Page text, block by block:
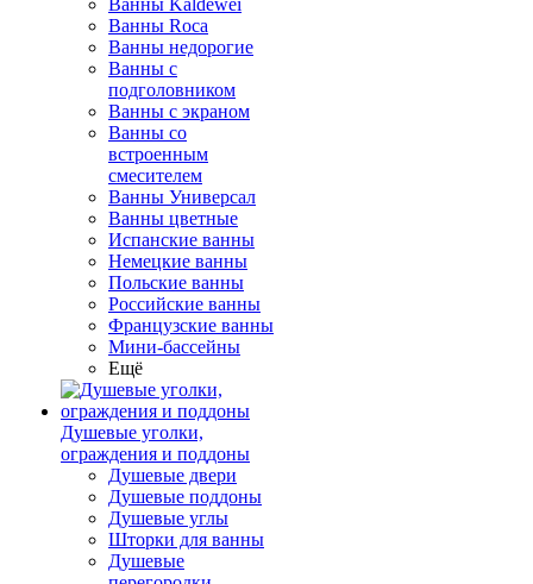
Ванны Kaldewei
Ванны Roca
Ванны недорогие
Ванны с
подголовником
Ванны с экраном
Ванны со
встроенным
смесителем
Ванны Универсал
Ванны цветные
Испанские ванны
Немецкие ванны
Польские ванны
Российские ванны
Французские ванны
Мини-бассейны
Ещё
Душевые уголки,
ограждения и поддоны
Душевые двери
Душевые поддоны
Душевые углы
Шторки для ванны
Душевые